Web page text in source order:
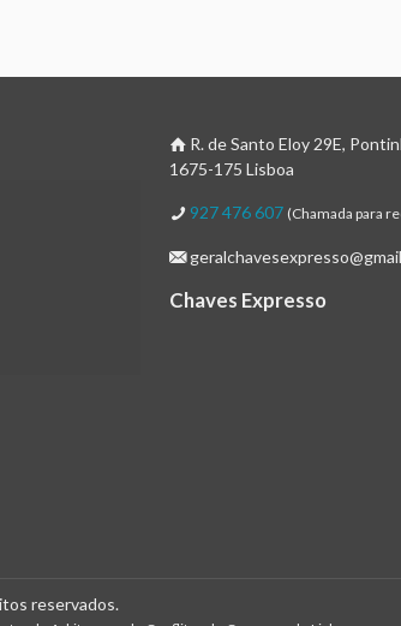
R. de Santo Eloy 29E,
1675-175 Lisboa
927 476 607 (Chamada para
Chaves Expresso
reservados.